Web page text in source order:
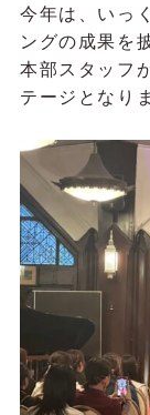
今年は、いっ
ングの成果を
本部スタッフ
テージとなり